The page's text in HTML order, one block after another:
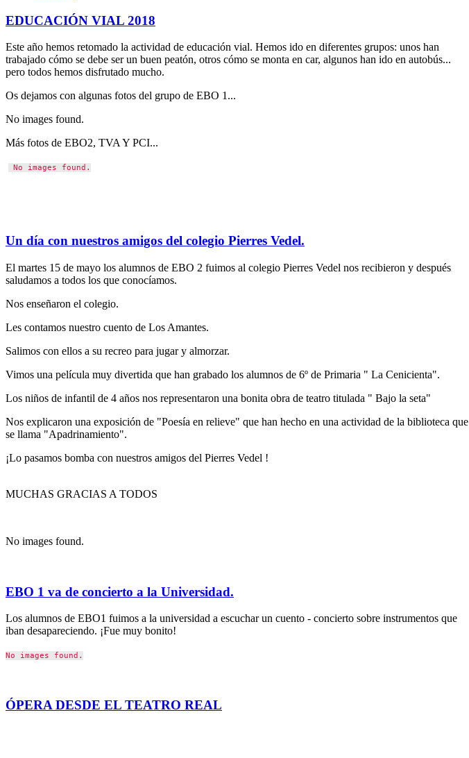
EDUCACIÓN VIAL 2018
Este año hemos retomado la actividad de educación vial. Hemos ido en diferentes grupos: unos han
trabajado cómo se debe ser un buen peatón, otros cómo se monta en car, algunos han ido en autobús...
pero todos hemos disfrutado mucho.
Os dejamos con algunas fotos del grupo de EBO 1...
No images found.
Más fotos de EBO2, TVA Y PCI...
No images found.
Un día con nuestros amigos del colegio Pierres Vedel.
El martes 15 de mayo los alumnos de EBO 2 fuimos al colegio Pierres Vedel nos recibieron y después
saludamos a todos los que conocíamos.
Nos enseñaron el colegio.
Les contamos nuestro cuento de Los Amantes.
Salimos con ellos a su recreo para jugar y almorzar.
Vimos una película muy divertida que han grabado los alumnos de 6º de Primaria " La Cenicienta".
Los niños de infantil de 4 años nos representaron una bonita obra de teatro titulada " Bajo la seta"
Nos explicaron una exposición de "Poesía en relieve" que han hecho en una actividad de la biblioteca que
se llama "Apadrinamiento".
¡Lo pasamos bomba con nuestros amigos del Pierres Vedel !
MUCHAS GRACIAS A TODOS
No images found.
EBO 1 va de concierto a la Universidad.
Los alumnos de EBO1 fuimos a la universidad a escuchar un cuento - concierto sobre instrumentos que
iban desapareciendo. ¡Fue muy bonito!
No images found.
ÓPERA DESDE EL TEATRO REAL